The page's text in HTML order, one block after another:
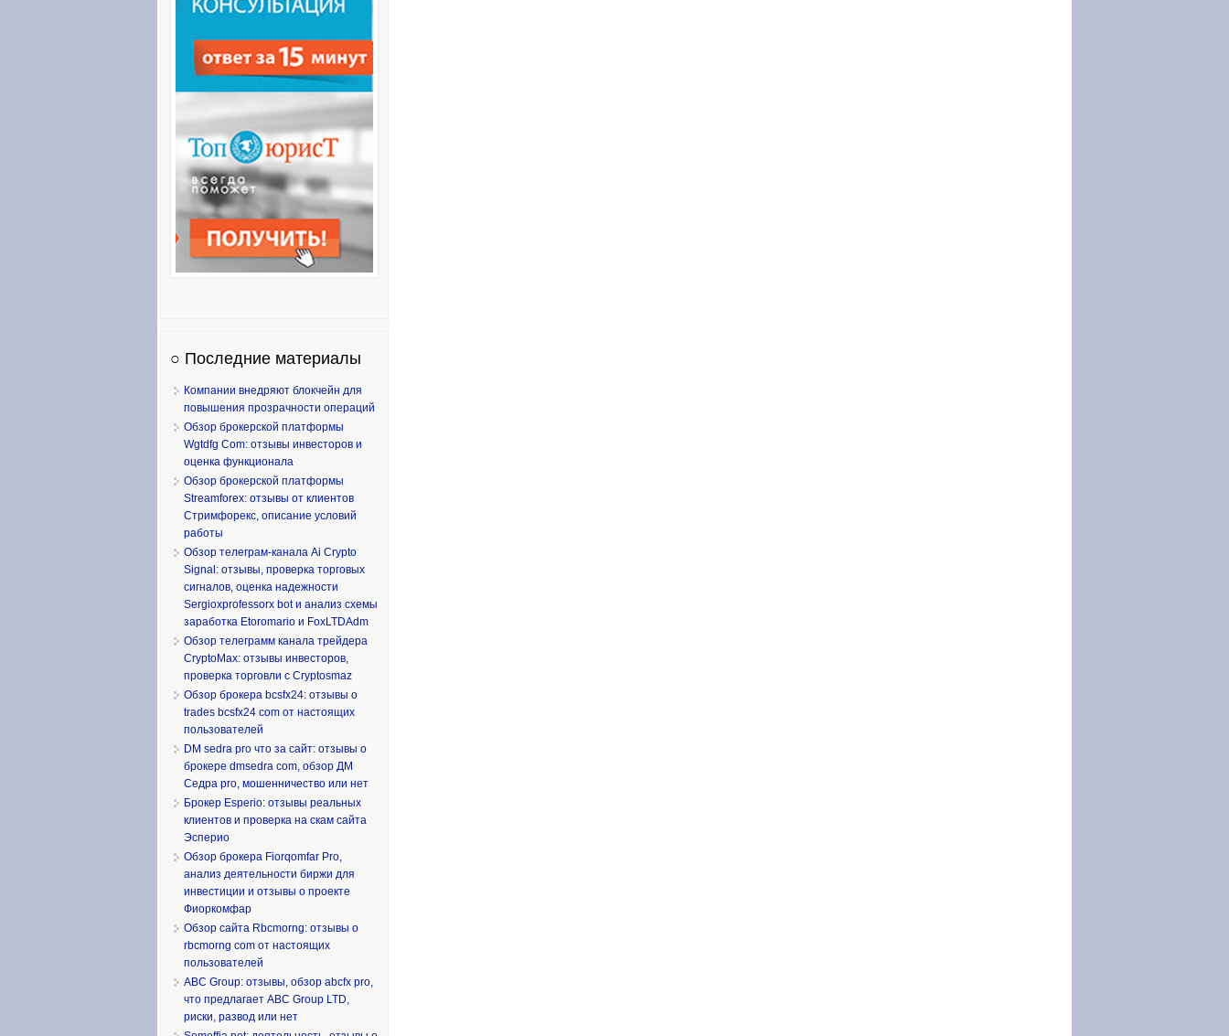
○ Последние материалы
Компании внедряют блокчейн для
повышения прозрачности операций
Обзор брокерской платформы
Wgtdfg Com: отзывы инвесторов и
оценка функционала
Обзор брокерской платформы
Streamforex: отзывы от клиентов
Стримфорекс, описание условий
работы
Обзор телеграм-канала Ai Crypto
Signal: отзывы, проверка торговых
сигналов, оценка надежности
Sergioxprofessorx bot и анализ схемы
заработка Etoromario и FoxLTDAdm
Обзор телеграмм канала трейдера
CryptoMax: отзывы инвесторов,
проверка торговли с Cryptosmaz
Обзор брокера bcsfx24: отзывы о
trades bcsfx24 com от настоящих
пользователей
DM sedra pro что за сайт: отзывы о
брокере dmsedra com, обзор ДМ
Седра pro, мошенничество или нет
Брокер Esperio: отзывы реальных
клиентов и проверка на скам сайта
Эсперио
Обзор брокера Fiorqomfar Pro,
анализ деятельности биржи для
инвестиции и отзывы о проекте
Фиоркомфар
Обзор сайта Rbcmorng: отзывы о
rbcmorng com от настоящих
пользователей
ABC Group: отзывы, обзор abcfx pro,
что предлагает ABC Group LTD,
риски, развод или нет